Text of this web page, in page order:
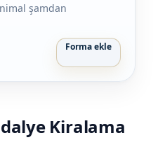
şamdan
Forma ekle
Kiralama